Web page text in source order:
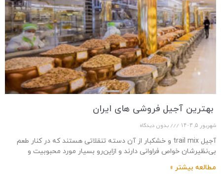
بهترین آجیل فروشی های ایران
شهریور ۵, ۱۴۰۳ بدون دیدگاه
آجیل trail mix و خشکبار از آن دسته تنقلاتی هستند که در کنار طعم
بی‌نظیرشان خواص فراوانی دارند و ازاین‌رو بسیار مورد محبوبیت و
مطالعه بیشتر »